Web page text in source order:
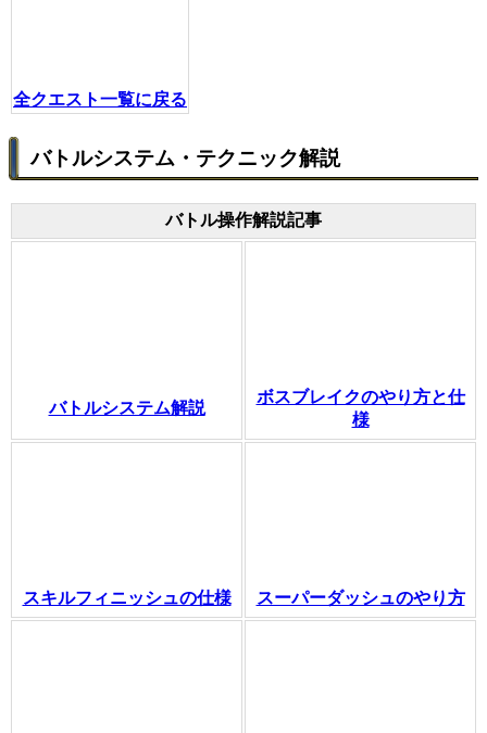
全クエスト一覧に戻る
バトルシステム・テクニック解説
バトル操作解説記事
バトルシステム解説
ボスブレイクのやり方と仕
様
スキルフィニッシュの仕様 スーパーダッシュのやり方